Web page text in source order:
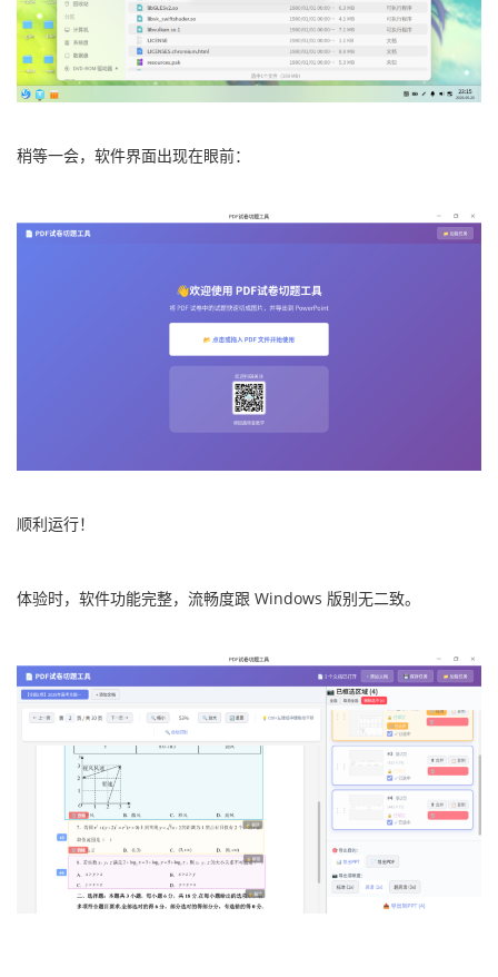
稍等一会，软件界面出现在眼前：
顺利运行！
体验时，软件功能完整，流畅度跟 Windows 版别无二致。